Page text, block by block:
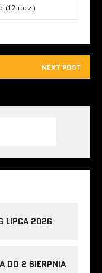
(12 rocz.)
NEXT POST
LIPCA 2026
DO 2 SIERPNIA